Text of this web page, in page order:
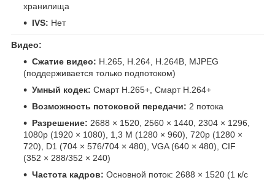
хранилища
IVS: Нет
Видео:
Сжатие видео: H.265, H.264, H.264B, MJPEG
(поддерживается только подпотоком)
Умный кодек: Смарт H.265+, Смарт H.264+
Возможность потоковой передачи: 2 потока
Разрешение: 2688 × 1520, 2560 × 1440, 2304 × 1296,
1080p (1920 × 1080), 1,3 М (1280 × 960), 720p (1280 ×
720), D1 (704 × 576/704 × 480), VGA (640 × 480), CIF
(352 × 288/352 × 240)
Частота кадров: Основной поток: 2688 × 1520 (1 к/с